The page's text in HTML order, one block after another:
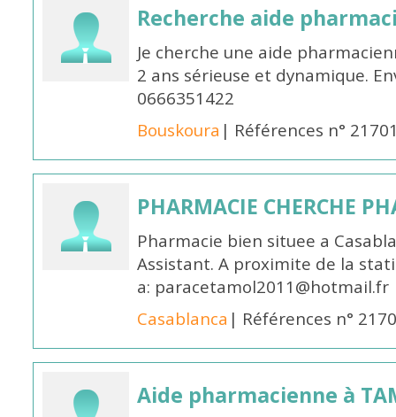
Recherche aide
Je cherche une aide
2 ans sérieuse et dynamique.
0666351422
Bouskoura | Références n°
PHARMACIE CHERCHE
Pharmacie bien situee a
Assistant. A proximite de la
a: paracetamol2011@hotmail.fr
Casablanca | Références n°
Aide pharmacienne à